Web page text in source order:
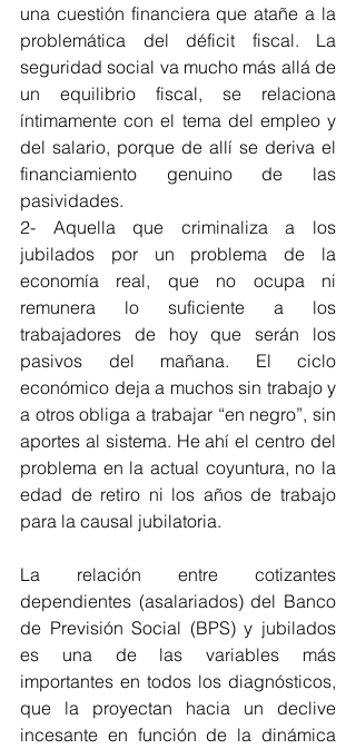
una cuestión financiera que atañe a la
problemática del déficit fiscal. La
seguridad social va mucho más allá de
un equilibrio fiscal, se relaciona
íntimamente con el tema del empleo y
del salario, porque de allí se deriva el
financiamiento genuino de las
pasividades.
2- Aquella que criminaliza a los
jubilados por un problema de la
economía real, que no ocupa ni
remunera lo suficiente a los
trabajadores de hoy que serán los
pasivos del mañana. El ciclo
económico deja a muchos sin trabajo y
a otros obliga a trabajar “en negro”, sin
aportes al sistema. He ahí el centro del
problema en la actual coyuntura, no la
edad de retiro ni los años de trabajo
para la causal jubilatoria.
La relación entre cotizantes
dependientes (asalariados) del Banco
de Previsión Social (BPS) y jubilados
es una de las variables más
importantes en todos los diagnósticos,
que la proyectan hacia un declive
incesante en función de la dinámica